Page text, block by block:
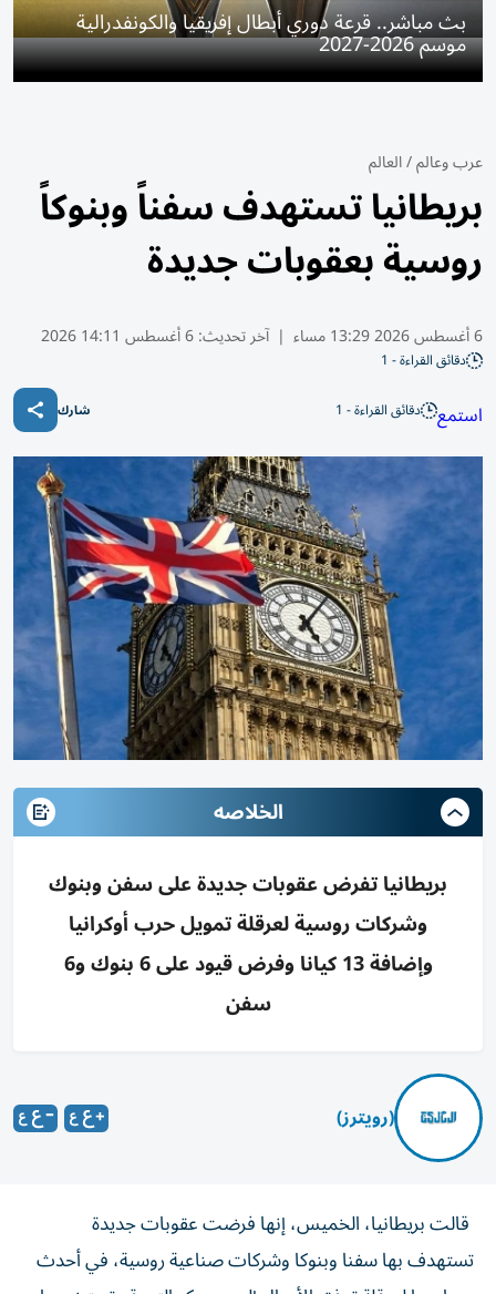
بث مباشر.. قرعة دوري أبطال إفريقيا والكونفدرالية
موسم 2026-2027
عرب وعالم/العالم
بريطانيا تستهدف سفناً وبنوكاً
روسية بعقوبات جديدة
6 أغسطس 2026 13:29 مساء | آخر تحديث:6 أغسطس 14:11 2026
دقائق القراءة - 1
استمع دقائق القراءة - 1 شارك
الخلاصه
بريطانيا تفرض عقوبات جديدة على سفن وبنوك
وشركات روسية لعرقلة تمويل حرب أوكرانيا
وإضافة 13 كيانا وفرض قيود على 6 بنوك و6
سفن
(رويترز)
قالت بريطانيا، الخميس، إنها فرضت عقوبات جديدة ​
تستهدف ⁠بها سفنا ‌وبنوكا وشركات صناعية ‌روسية، في أحدث